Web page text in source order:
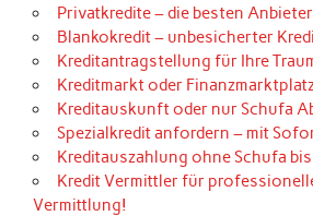
Privatkredite – die besten Anbieter
Blankokredit – unbesicherter
Kreditantragstellung für Ihre
Kreditmarkt oder
Kreditauskunft oder nur Schufa
Spezialkredit anfordern – mit
Kreditauszahlung ohne Schufa
Kredit Vermittler für
Vermittlung!